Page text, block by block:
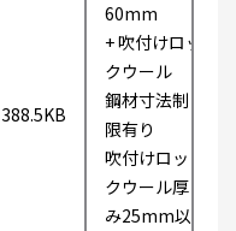
388.5KB
60mm
+ 吹付けロッ
クウール
鋼材寸法制
限有り
吹付けロッ
クウール厚
み25mm以